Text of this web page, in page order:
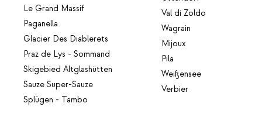
Le Grand Massif
Paganella
Glacier Des Diablerets
Praz de Lys - Sommand
Skigebied Altglashütten
Sauze Super-Sauze
Splügen - Tambo
Val di Zoldo
Wagrain
Mijoux
Pila
Weißensee
Verbier